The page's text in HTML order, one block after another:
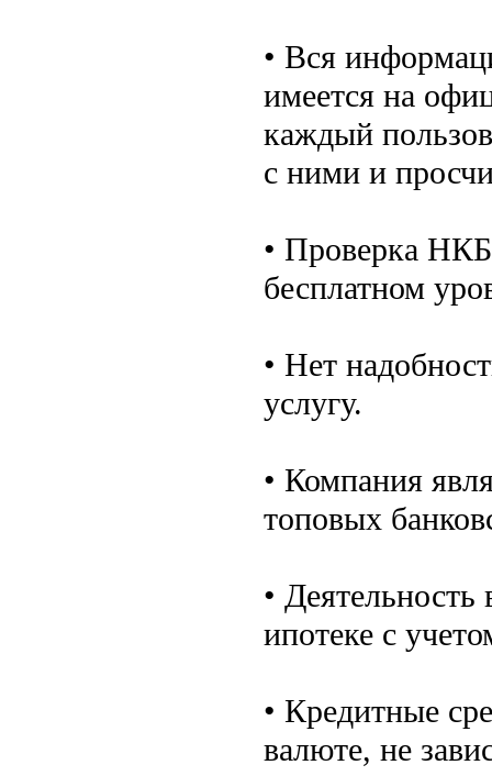
• Вся
имеется на
каждый
с ними и
• Проверка
бесплатном
• Нет
услугу.
• Компания
топовых
• Деятельность
ипотеке с
• Кредитные
валюте, не